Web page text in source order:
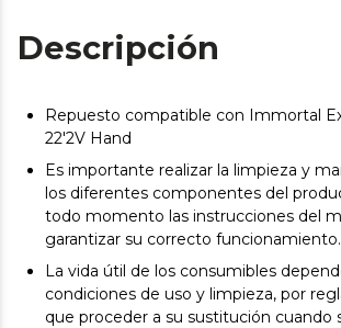
Descripción
Repuesto compatible con Immortal
22'2V Hand
Es importante realizar la limpieza y
los diferentes componentes del
todo momento las instrucciones del
garantizar su correcto funcionamiento.
La vida útil de los consumibles
condiciones de uso y limpieza, por
que proceder a su sustitución cuando